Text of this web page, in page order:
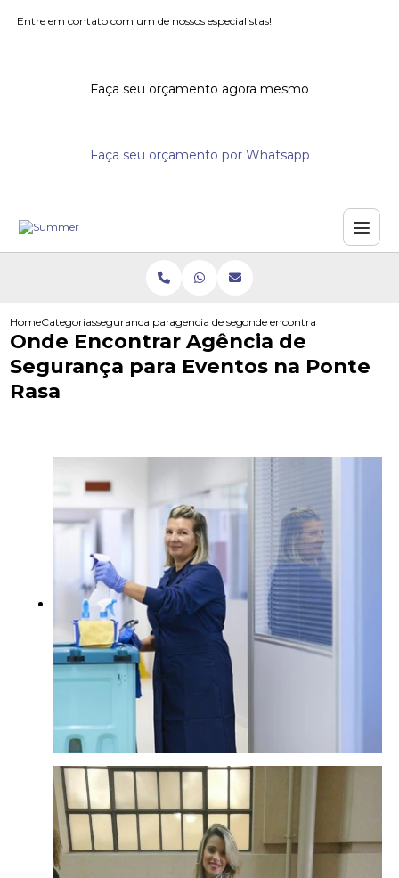
Entre em contato com um de nossos especialistas!
Faça seu orçamento agora mesmo
Faça seu orçamento por Whatsapp
HomeCategoriasseguranca para eventosagencia de seguranca para eventos
onde encontrar agencia de
Onde Encontrar Agência de
Segurança para Eventos na Ponte
Rasa